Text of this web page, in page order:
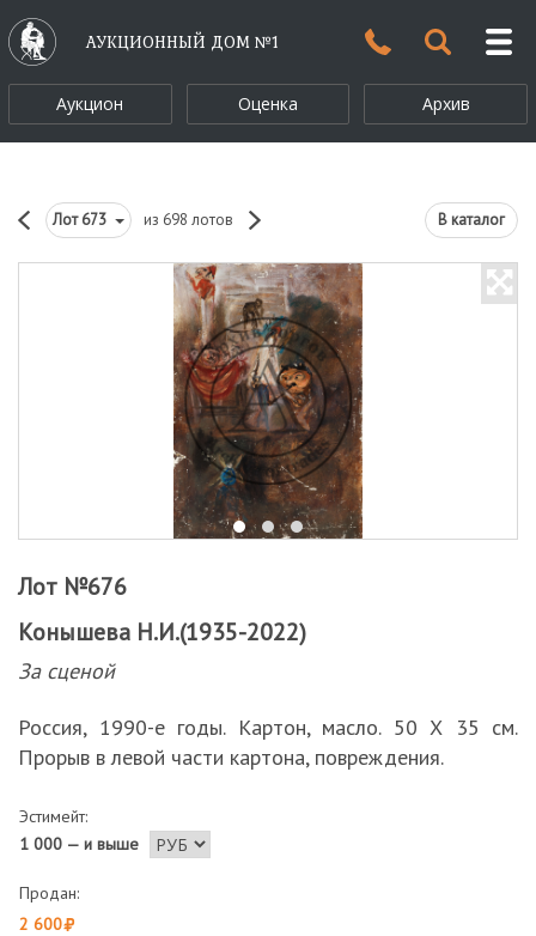
АУКЦИОННЫЙ ДОМ №1
Аукцион Оценка Архив
Лот673 из 698 лотов В каталог
Лот №676
Конышева Н.И.(1935-2022)
За сценой
Россия, 1990-е годы. Картон, масло. 50 Х 35 см.
Прорыв в левой части картона, повреждения.
Эстимейт:
1 000 — и выше
Продан:
2 600